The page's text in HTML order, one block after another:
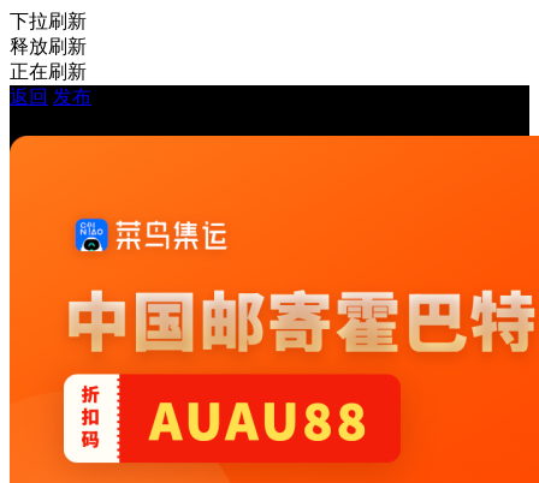
下拉刷新
释放刷新
正在刷新
返回 发布